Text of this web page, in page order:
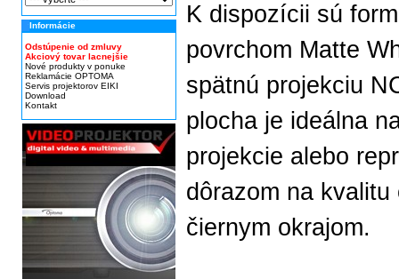
Informácie
Odstúpenie od zmluvy
Akciový tovar lacnejšie
Nové produkty v ponuke
Reklamácie OPTOMA
Servis projektorov EIKI
Download
Kontakt
K dispozícii sú
povrchom Matte
spätnú projekciu
plocha je ideálna
projekcie alebo
dôrazom na
čiernym okrajom.